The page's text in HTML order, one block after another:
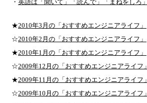
・ 英語は「聞いて」「読んで」「まねをしろ」
★2010年3月の「おすすめエンジニアライフ」
☆2010年2月の「おすすめエンジニアライフ」
★2010年1月の「おすすめエンジニアライフ」
☆2009年12月の「おすすめエンジニアライフ」
★2009年11月の「おすすめエンジニアライフ」
☆2009年10月の「おすすめエンジニアライフ」